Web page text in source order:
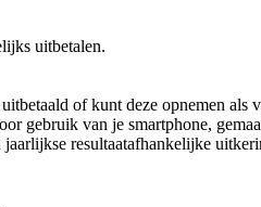
uitbetalen.
of kunt deze opnemen als
gebruik van je smartphone,
resultaatafhankelijke